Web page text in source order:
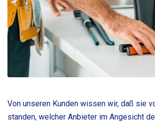
Von unseren Kunden wissen wir, daß sie
standen, welcher Anbieter im Angesicht